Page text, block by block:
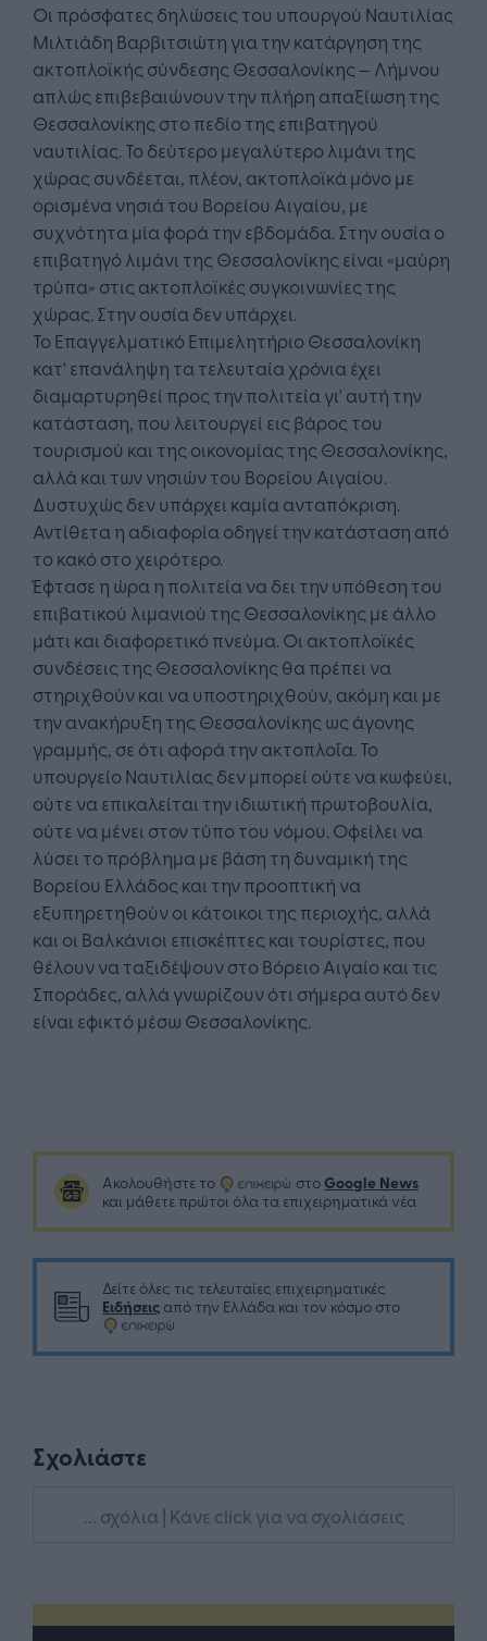
Οι πρόσφατες δηλώσεις του υπουργού Ναυτιλίας
Μιλτιάδη Βαρβιτσιώτη για την κατάργηση της
ακτοπλοϊκής σύνδεσης Θεσσαλονίκης – Λήμνου
απλώς επιβεβαιώνουν την πλήρη απαξίωση της
Θεσσαλονίκης στο πεδίο της επιβατηγού
ναυτιλίας. Το δεύτερο μεγαλύτερο λιμάνι της
χώρας συνδέεται, πλέον, ακτοπλοϊκά μόνο με
ορισμένα νησιά του Βορείου Αιγαίου, με
συχνότητα μία φορά την εβδομάδα. Στην ουσία ο
επιβατηγό λιμάνι της Θεσσαλονίκης είναι «μαύρη
τρύπα» στις ακτοπλοϊκές συγκοινωνίες της
χώρας. Στην ουσία δεν υπάρχει.
Το Επαγγελματικό Επιμελητήριο Θεσσαλονίκη
κατ' επανάληψη τα τελευταία χρόνια έχει
διαμαρτυρηθεί προς την πολιτεία γι' αυτή την
κατάσταση, που λειτουργεί εις βάρος του
τουρισμού και της οικονομίας της Θεσσαλονίκης,
αλλά και των νησιών του Βορείου Αιγαίου.
Δυστυχώς δεν υπάρχει καμία ανταπόκριση.
Αντίθετα η αδιαφορία οδηγεί την κατάσταση από
το κακό στο χειρότερο.
Έφτασε η ώρα η πολιτεία να δει την υπόθεση του
επιβατικού λιμανιού της Θεσσαλονίκης με άλλο
μάτι και διαφορετικό πνεύμα. Οι ακτοπλοϊκές
συνδέσεις της Θεσσαλονίκης θα πρέπει να
στηριχθούν και να υποστηριχθούν, ακόμη και με
την ανακήρυξη της Θεσσαλονίκης ως άγονης
γραμμής, σε ότι αφορά την ακτοπλοΐα. Το
υπουργείο Ναυτιλίας δεν μπορεί ούτε να κωφεύει,
ούτε να επικαλείται την ιδιωτική πρωτοβουλία,
ούτε να μένει στον τύπο του νόμου. Οφείλει να
λύσει το πρόβλημα με βάση τη δυναμική της
Βορείου Ελλάδος και την προοπτική να
εξυπηρετηθούν οι κάτοικοι της περιοχής, αλλά
και οι Βαλκάνιοι επισκέπτες και τουρίστες, που
θέλουν να ταξιδέψουν στο Βόρειο Αιγαίο και τις
Σποράδες, αλλά γνωρίζουν ότι σήμερα αυτό δεν
είναι εφικτό μέσω Θεσσαλονίκης.
Ακολουθήστε το στο Google News
και μάθετε πρώτοι όλα τα επιχειρηματικά νέα
Δείτε όλες τις τελευταίες επιχειρηματικές
Ειδήσεις από την Ελλάδα και τον κόσμο στο
Σχολιάστε
... σχόλια | Κάνε click για να σχολιάσεις